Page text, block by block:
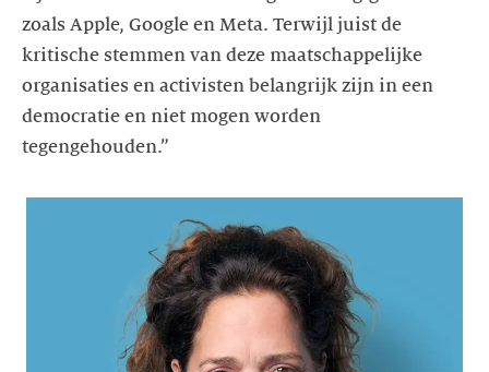
zoals Apple, Google en Meta. Terwijl juist de
kritische stemmen van deze maatschappelijke
organisaties en activisten belangrijk zijn in een
democratie en niet mogen worden
tegengehouden.”